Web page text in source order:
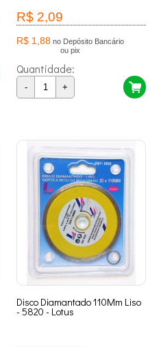
R$ 2,09
R$ 1,88 no Depósito Bancário
ou pix
Quantidade:
- +
Disco Diamantado 110Mm Liso
- 5820 - Lotus